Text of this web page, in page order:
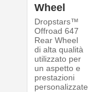
Wheel
Dropstars™
Offroad 647
Rear Wheel
di alta qualità
utilizzato per
un aspetto e
prestazioni
personalizzate.